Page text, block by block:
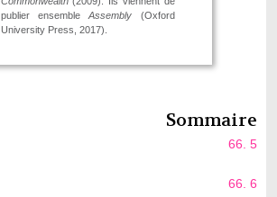
publier ensembleAssembly (Oxford
University Press, 2017).
Sommaire
66. 5
66. 6